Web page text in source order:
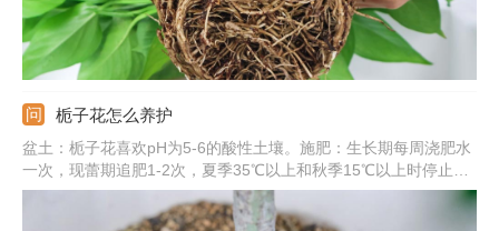
栀子花怎么养护
盆土：栀子花喜欢pH为5-6的酸性土壤。施肥：生长期每周浇肥水
一次，现蕾期追肥1-2次，夏季35℃以上和秋季15℃以上时停止施
肥。浇水：保持盆土湿润，晚上可喷雾将叶片淋湿。光照：要充
足，除七八月份正午外可放在阳光下养护。